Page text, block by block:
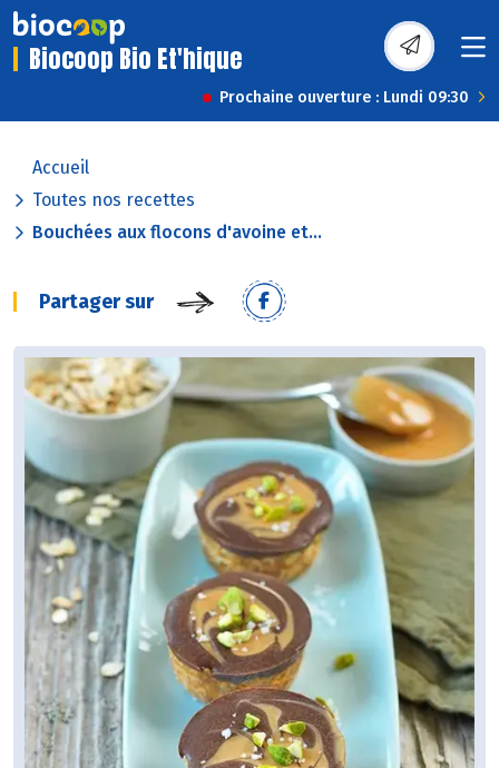
Biocoop Bio Et'hique
Prochaine ouverture : Lundi 09:30
Accueil
Toutes nos recettes
Bouchées aux flocons d'avoine et...
Partager sur